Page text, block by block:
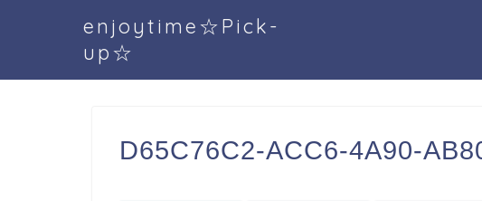
enjoytime☆Pick-
up☆
D65C76C2-ACC6-4A90-